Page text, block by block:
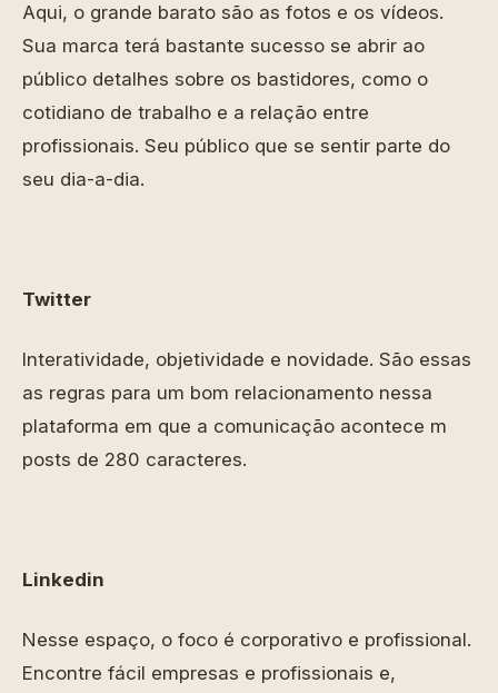
Aqui, o grande barato são as fotos e os vídeos.
Sua marca terá bastante sucesso se abrir ao
público detalhes sobre os bastidores, como o
cotidiano de trabalho e a relação entre
profissionais. Seu público que se sentir parte do
seu dia-a-dia.
Twitter
Interatividade, objetividade e novidade. São essas
as regras para um bom relacionamento nessa
plataforma em que a comunicação acontece m
posts de 280 caracteres.
Linkedin
Nesse espaço, o foco é corporativo e profissional.
Encontre fácil empresas e profissionais e,